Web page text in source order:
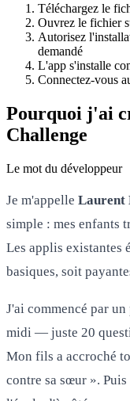
Téléchargez le
Ouvrez le fichier
Autorisez
demandé
L'app s'installe
Connectez-vous
Pourquoi j'ai
Challenge
Le mot du développeur
Je m'appelle Laurent
simple : mes enfants
Les applis existantes
basiques, soit
J'ai commencé par
midi — juste 20
Mon fils a accroché
contre sa sœur ».